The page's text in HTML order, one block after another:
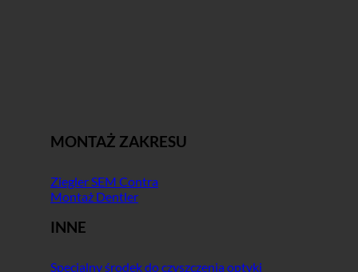
MONTAŻ ZAKRESU
Ziegler SEM Contra
Montaż Dentler
INNE
Specjalny środek do czyszczenia optyki